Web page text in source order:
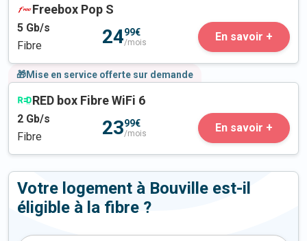
Freebox Pop S
5 Gb/s
Fibre
2499€
/mois En savoir +
🎁Mise en service offerte sur demande
RED box Fibre WiFi 6
2 Gb/s
Fibre
2399€
/mois En savoir +
Votre logement à Bouville est-il
éligible à la fibre ?